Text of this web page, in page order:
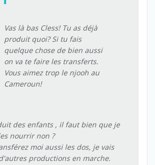
Vas là bas Cless! Tu as déjà
produit quoi? Si tu fais
quelque chose de bien aussi
on va te faire les transferts.
Vous aimez trop le njooh au
Cameroun!
des enfants , il faut bien que je
nourrir non ?
moi aussi les dos, je vais
productions en marche.